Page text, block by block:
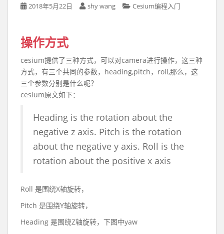
2018年5月22日 shy wang Cesium编程入门
操作方式
cesium提供了三种方式，可以对camera进行操作，这三种
方式，有三个共同的参数，heading,pitch，roll,那么，这
三个参数分别是什么呢？
cesium原文如下：
Heading is the rotation about the
negative z axis. Pitch is the rotation
about the negative y axis. Roll is the
rotation about the positive x axis
Roll 是围绕X轴旋转，
Pitch 是围绕Y轴旋转，
Heading 是围绕Z轴旋转，下图中yaw